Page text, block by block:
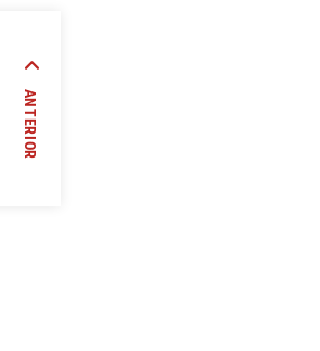
ANTERIOR
la